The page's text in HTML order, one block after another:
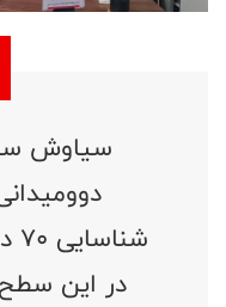
سیاوش
در این